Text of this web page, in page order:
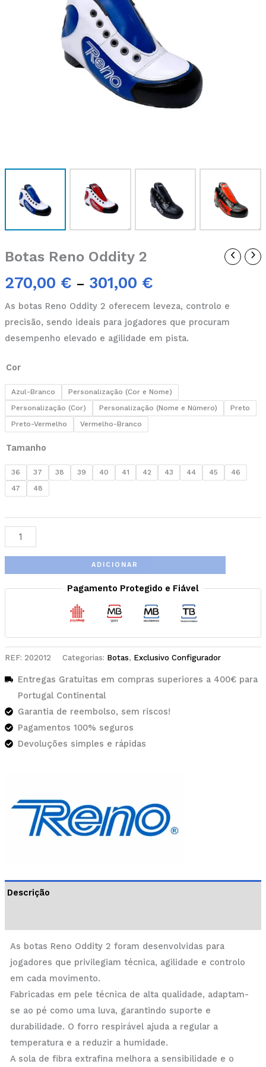
Botas Reno Oddity 2
270,00 € – 301,00 €
As botas Reno Oddity 2 oferecem leveza, controlo e
precisão, sendo ideais para jogadores que procuram
desempenho elevado e agilidade em pista.
Cor
Azul-Branco
Personalização (Cor e Nome)
Personalização (Cor)
Personalização (Nome e Número)
Preto
Preto-Vermelho
Vermelho-Branco
Tamanho
36 37 38 39 40 41 42 43 44 45
46
47
48
ADICIONAR
Pagamento Protegido e Fiável
REF: 202012 Categorias: Botas, Exclusivo Configurador
Entregas Gratuitas em compras superiores a 400€ para
Portugal Continental
Garantia de reembolso, sem riscos!
Pagamentos 100% seguros
Devoluções simples e rápidas
Descrição
As botas Reno Oddity 2 foram desenvolvidas para
jogadores que privilegiam técnica, agilidade e controlo
em cada movimento.
Fabricadas em pele técnica de alta qualidade, adaptam-
se ao pé como uma luva, garantindo suporte e
durabilidade. O forro respirável ajuda a regular a
temperatura e a reduzir a humidade.
A sola de fibra extrafina melhora a sensibilidade e o